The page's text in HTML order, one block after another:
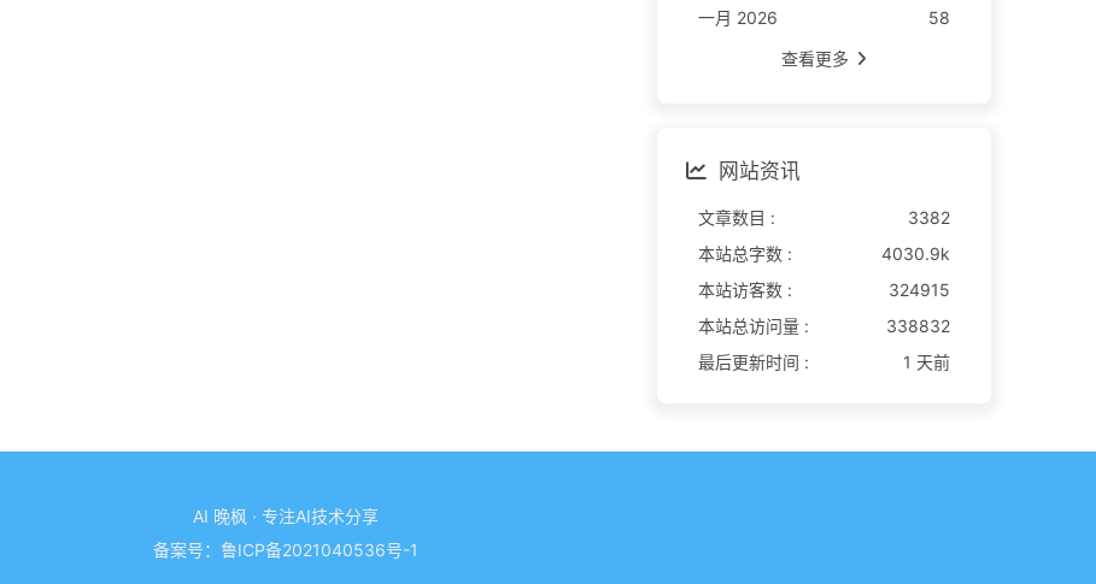
一月 2026
58
查看更多
网站资讯
文章数目 :
3382
本站总字数 :
4030.9k
本站访客数 :
324915
本站总访问量 :
338832
最后更新时间 :
1 天前
AI 晚枫 · 专注AI技术分享
备案号： 鲁ICP备2021040536号-1